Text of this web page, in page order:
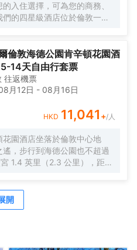
入住選擇，可為您的商務、
的四星級酒店位於倫敦一處
華寢具和高速無線網絡，歡迎
交中心，是金絲雀碼頭一處
重要會議或是休閒放鬆。
爾倫敦海德公園肯辛頓花園酒
14天自由行套票
往返機票
月12日 - 08月16日
HKD 11,041 +/人
園酒店坐落於倫敦中心地
，步行到海德公園也不超過
1.4 英里（2.3 公里），距離
，還可在這裏的酒吧/酒廊小酌
在房間裏，享受部分時段客
。 特色服務/設施包括快
開